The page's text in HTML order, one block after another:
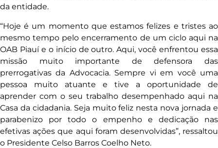
da entidade.
“Hoje é um momento que estamos felizes e tristes ao
mesmo tempo pelo encerramento de um ciclo aqui na
OAB Piauí e o início de outro. Aqui, você enfrentou essa
missão muito importante de defensora das
prerrogativas da Advocacia. Sempre vi em você uma
pessoa muito atuante e tive a oportunidade de
aprender com o seu trabalho desempenhado aqui na
Casa da cidadania. Seja muito feliz nesta nova jornada e
parabenizo por todo o empenho e dedicação nas
efetivas ações que aqui foram desenvolvidas”, ressaltou
o Presidente Celso Barros Coelho Neto.